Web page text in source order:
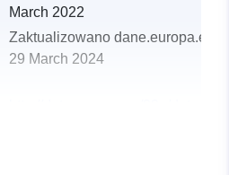
March 2022
Zaktualizowano dane.europa.eu:
29 March 2024